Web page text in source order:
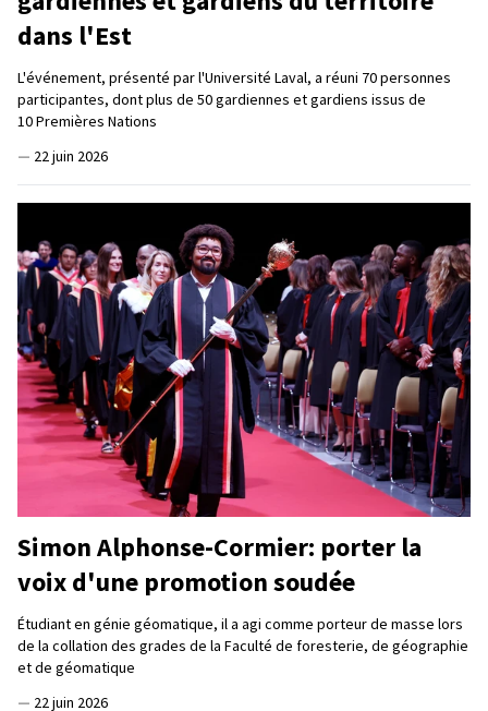
dans l'Est
L'événement, présenté par l'Université Laval, a réuni 70 personnes
participantes, dont plus de 50 gardiennes et gardiens issus de
10 Premières Nations
— 22 juin 2026
Simon Alphonse-Cormier: porter la
voix d'une promotion soudée
Étudiant en génie géomatique, il a agi comme porteur de masse lors
de la collation des grades de la Faculté de foresterie, de géographie
et de géomatique
— 22 juin 2026